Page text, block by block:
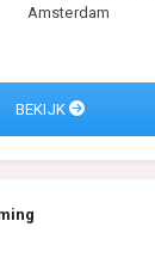
Amsterdam
BEKIJK